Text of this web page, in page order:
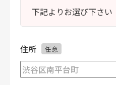
住所 任意